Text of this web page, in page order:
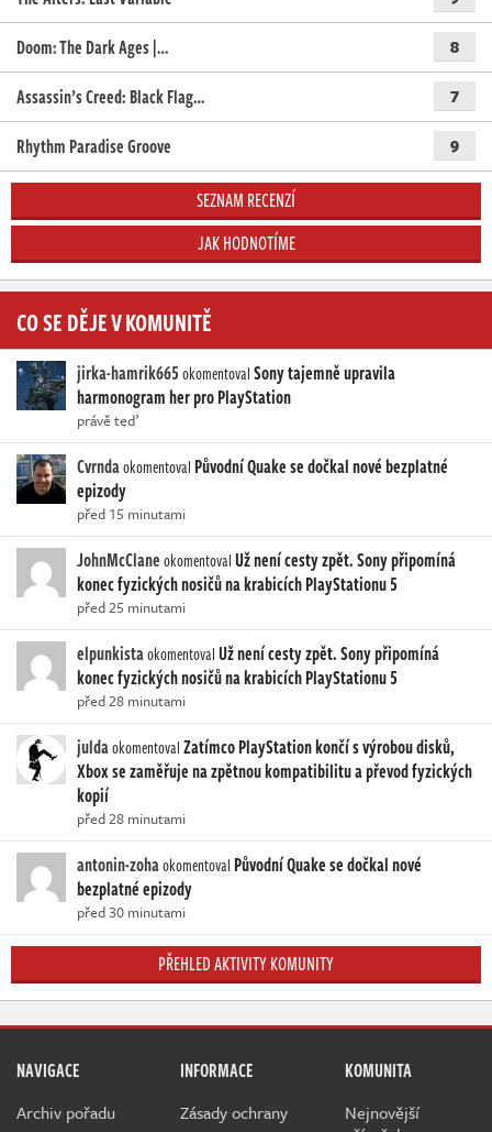
Doom: The Dark Ages |… 8
Assassin’s Creed: Black Flag… 7
Rhythm Paradise Groove 9
SEZNAM RECENZÍ
JAK HODNOTÍME
CO SE DĚJE V KOMUNITĚ
jirka-hamrik665okomentovalSony tajemně upravila
harmonogram her pro PlayStation
právě teď
Cvrndaokomentoval Původní Quake se dočkal nové bezplatné
epizody
před 15 minutami
JohnMcClaneokomentovalUž není cesty zpět. Sony připomíná
konec fyzických nosičů na krabicích PlayStationu 5
před 25 minutami
elpunkistaokomentovalUž není cesty zpět. Sony připomíná
konec fyzických nosičů na krabicích PlayStationu 5
před 28 minutami
juldaokomentovalZatímco PlayStation končí s výrobou disků,
Xbox se zaměřuje na zpětnou kompatibilitu a převod fyzických
kopií
před 28 minutami
antonin-zohaokomentoval Původní Quake se dočkal nové
bezplatné epizody
před 30 minutami
PŘEHLED AKTIVITY KOMUNITY
NAVIGACE
Archiv pořadu
INFORMACE
Zásady ochrany
KOMUNITA
Nejnovější